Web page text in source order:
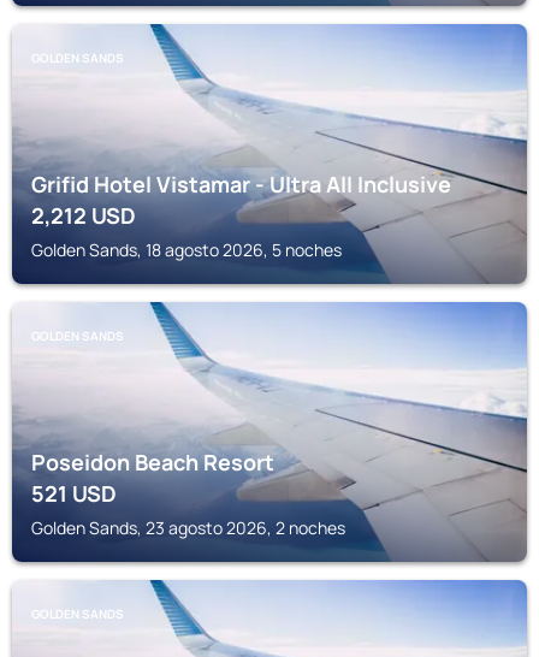
GOLDEN SANDS
Grifid Hotel Vistamar - Ultra All Inclusive
2,212 USD
Golden Sands, 18 agosto 2026, 5 noches
GOLDEN SANDS
Poseidon Beach Resort
521USD
Golden Sands, 23 agosto 2026, 2 noches
GOLDEN SANDS